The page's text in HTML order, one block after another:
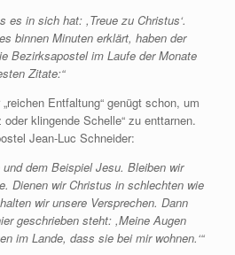
es in sich hat: ,Treue zu Christus‘.
binnen Minuten erklärt, haben der
Bezirksapostel im Laufe der Monate
Zitate:“
Entfaltung“ genügt schon, um
klingende Schelle“ zu enttarnen.
Jean-Luc Schneider:
und dem Beispiel Jesu. Bleiben wir
Dienen wir Christus in schlechten wie
wir unsere Versprechen. Dann
geschrieben steht: ,Meine Augen
im Lande, dass sie bei mir wohnen.‘“